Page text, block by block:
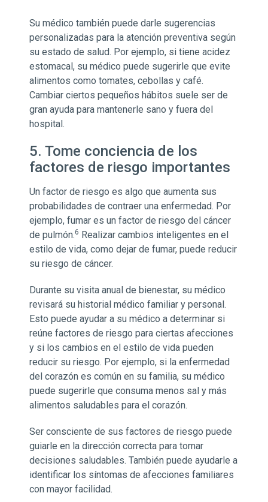
Su médico también puede darle sugerencias
personalizadas para la atención preventiva según
su estado de salud. Por ejemplo, si tiene acidez
estomacal, su médico puede sugerirle que evite
alimentos como tomates, cebollas y café.
Cambiar ciertos pequeños hábitos suele ser de
gran ayuda para mantenerle sano y fuera del
hospital.
5. Tome conciencia de los
factores de riesgo importantes
Un factor de riesgo es algo que aumenta sus
probabilidades de contraer una enfermedad. Por
ejemplo, fumar es un factor de riesgo del cáncer
de pulmón.6 Realizar cambios inteligentes en el
estilo de vida, como dejar de fumar, puede reducir
su riesgo de cáncer.
Durante su visita anual de bienestar, su médico
revisará su historial médico familiar y personal.
Esto puede ayudar a su médico a determinar si
reúne factores de riesgo para ciertas afecciones
y si los cambios en el estilo de vida pueden
reducir su riesgo. Por ejemplo, si la enfermedad
del corazón es común en su familia, su médico
puede sugerirle que consuma menos sal y más
alimentos saludables para el corazón.
Ser consciente de sus factores de riesgo puede
guiarle en la dirección correcta para tomar
decisiones saludables. También puede ayudarle a
identificar los síntomas de afecciones familiares
con mayor facilidad.